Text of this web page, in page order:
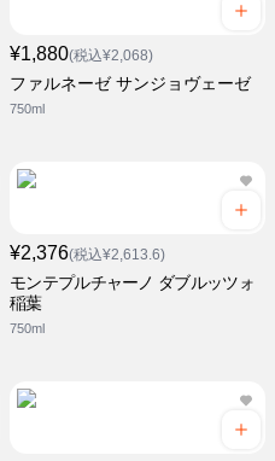
¥1,880(税込¥2,068)
ファルネーゼ サンジョヴェーゼ
750ml
¥2,376(税込¥2,613.6)
モンテプルチャーノ ダブルッツォ
稲葉
750ml